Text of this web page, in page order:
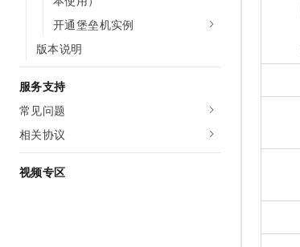
开通堡垒机实例
版本说明
服务支持
常见问题
相关协议
视频专区